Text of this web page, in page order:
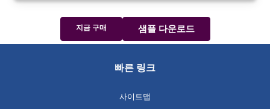
지금 구매 샘플 다운로드
빠른 링크
사이트맵